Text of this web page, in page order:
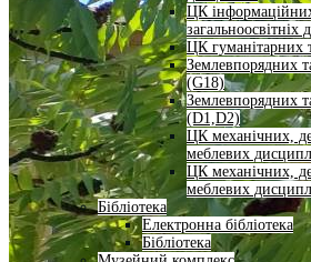
ЦК
загальноосвітніх
ЦК гуманітарних
Землевпорядних
(G18)
Землевпорядних
(D1,D2)
ЦК механічних,
меблевих
ЦК механічних,
меблевих
Бібліотека
Електронна бібліотека
Бібліотека